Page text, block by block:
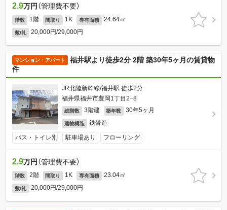
2.9万円 （管理費不要）
階数 1階 間取り 1K 専有面積 24.64㎡
敷/礼 20,000円/29,000円
マンション・アパート
福井駅より徒歩2分 2階 築30年5ヶ月の賃貸物
件
JR北陸新幹線/福井駅 徒歩2分
福井県福井市豊岡1丁目2−8
総階数 3階建 築年数 30年5ヶ月
建物構造 鉄骨造
バス・トイレ別 駐車場あり フローリング
2.9万円 （管理費不要）
階数 2階 間取り 1K 専有面積 23.04㎡
敷/礼 20,000円/29,000円